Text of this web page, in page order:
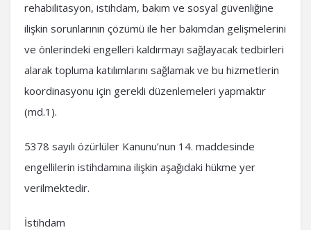
rehabilitasyon, istihdam, bakım ve sosyal güvenliğine
ilişkin sorunlarının çözümü ile her bakımdan gelişmelerini
ve önlerindeki engelleri kaldırmayı sağlayacak tedbirleri
alarak topluma katılımlarını sağlamak ve bu hizmetlerin
koordinasyonu için gerekli düzenlemeleri yapmaktır
(md.1).
5378 sayılı özürlüler Kanunu’nun 14. maddesinde
engellilerin istihdamına ilişkin aşağıdaki hükme yer
verilmektedir.
İstihdam